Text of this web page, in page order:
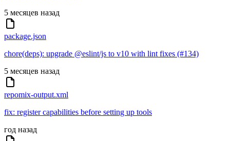
5 месяцев назад
package.json
chore(deps): upgrade @eslint/js to v10 with lint fixes (#134)
5 месяцев назад
repomix-output.xml
fix: register capabilities before setting up tools
год назад